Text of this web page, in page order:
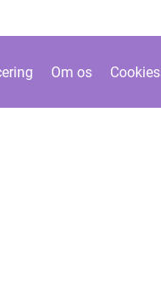
Om os Cookies